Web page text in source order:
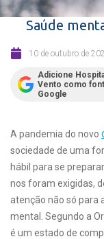
Saúde
10 de outubro de
Adicione
Vento como
Google
A pandemia do novo
sociedade de uma
hábil para se
nos foram exigidas,
atenção não só para
mental. Segundo a
é um estado de